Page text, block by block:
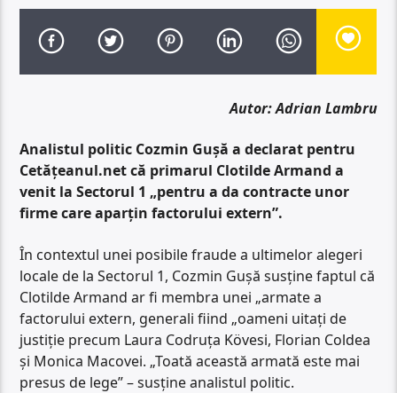
Autor: Adrian Lambru
Analistul politic Cozmin Gușă a declarat pentru
Cetățeanul.net că primarul Clotilde Armand a
venit la Sectorul 1 „pentru a da contracte unor
firme care aparțin factorului extern”.
În contextul unei posibile fraude a ultimelor alegeri
locale de la Sectorul 1, Cozmin Gușă susține faptul că
Clotilde Armand ar fi membra unei „armate a
factorului extern, generali fiind „oameni uitați de
justiție precum Laura Codruța Kövesi, Florian Coldea
și Monica Macovei. „Toată această armată este mai
presus de lege” – susține analistul politic.